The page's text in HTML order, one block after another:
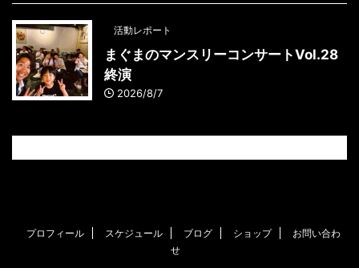
活動レポート
まぐまのマンスリーコンサートVol.28
終演
2026/8/7
プロフィール スケジュール ブログ ショップ
お問い合わ
せ